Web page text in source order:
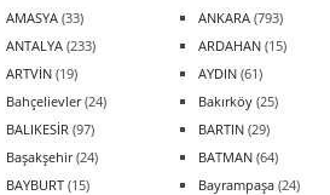
AMASYA (33) ANKARA (793)
ANTALYA (233) ARDAHAN (15)
ARTVİN (19) AYDIN (61)
Bahçelievler(24) Bakırköy (25)
BALIKESİR (97) BARTIN (29)
Başakşehir(24) BATMAN (64)
BAYBURT (15) Bayrampaşa (24)